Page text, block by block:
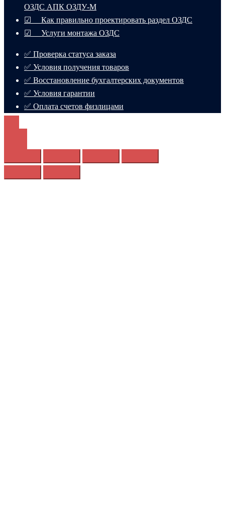
ОЗДС АПК ОЗДУ-М
☑ Как правильно проектировать раздел ОЗДС
☑ Услуги монтажа ОЗДС
✅ Проверка статуса заказа
✅ Условия получения товаров
✅ Восстановление бухгалтерских документов
✅ Условия гарантии
✅ Оплата счетов физлицами